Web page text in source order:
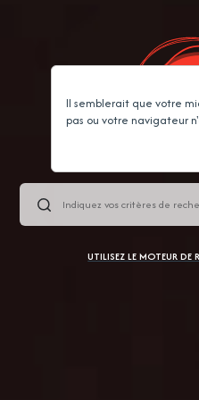
Il semblerait que votre
pas ou votre navigateur
UTILISEZ LE MOTEUR DE